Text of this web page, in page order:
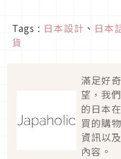
Tags : 日本設計 、 日本
貨
滿足好
望，我
的日本
買的購
資訊以
內容。